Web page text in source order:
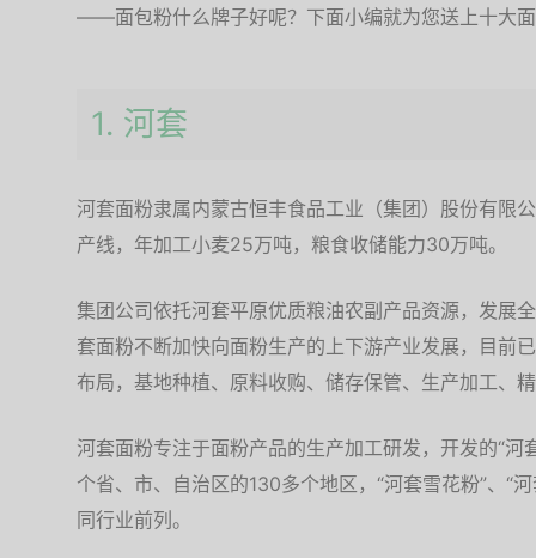
——面包粉什么牌子好呢？下面小编就为您送上十大
1. 河套
河套面粉隶属内蒙古恒丰食品工业（集团）股份有限
产线，年加工小麦25万吨，粮食收储能力30万吨。
集团公司依托河套平原优质粮油农副产品资源，发展
套面粉不断加快向面粉生产的上下游产业发展，目前
布局，基地种植、原料收购、储存保管、生产加工、
河套面粉专注于面粉产品的生产加工研发，开发的“
个省、市、自治区的130多个地区，“河套雪花粉”、“
同行业前列。